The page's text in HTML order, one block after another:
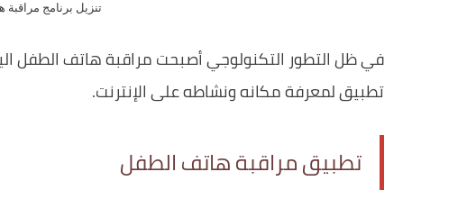
تنزيل برنامج
في ظل التطور التكنولوجي أصبحت مراقبة هاتف الطفل
تطبيق لمعرفة مكانه ونشاطه على الإنترنت.
تطبيق مراقبة هاتف الطفل